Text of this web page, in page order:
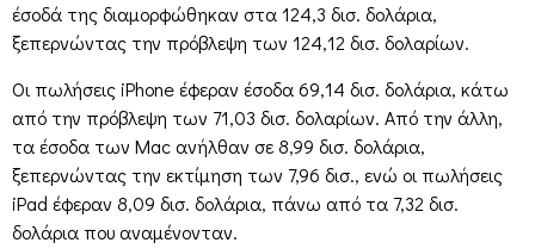
έσοδά της διαμορφώθηκαν στα 124,3 δισ. δολάρια,
ξεπερνώντας την πρόβλεψη των 124,12 δισ. δολαρίων.
Οι πωλήσεις iPhone έφεραν έσοδα 69,14 δισ. δολάρια, κάτω
από την πρόβλεψη των 71,03 δισ. δολαρίων. Από την άλλη,
τα έσοδα των Mac ανήλθαν σε 8,99 δισ. δολάρια,
ξεπερνώντας την εκτίμηση των 7,96 δισ., ενώ οι πωλήσεις
iPad έφεραν 8,09 δισ. δολάρια, πάνω από τα 7,32 δισ.
δολάρια που αναμένονταν.